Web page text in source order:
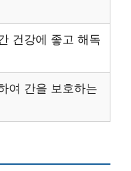
건강에 좋고 해독
여 간을 보호하는